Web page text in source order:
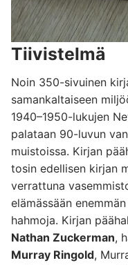
Tiivistelmä
Noin 350-sivuinen
samankaltaiseen
1940–1950-lukujen
palataan 90-luvun
muistoissa. Kirjan
tosin edellisen kirjan
verrattuna
elämässään
hahmoja. Kirjan
Nathan Zuckerman,
Murray Ringold,